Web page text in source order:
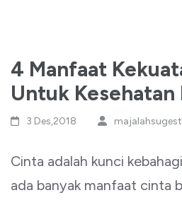
4 Manfaat
Untuk Kesehatan
3 Des,2018
Cinta adalah kunci
ada banyak manfaat cinta